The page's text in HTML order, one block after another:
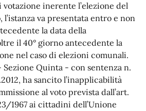
votazione inerente l’elezione del
l’istanza va presentata entro e non
la data della
il 40° giorno antecedente la
nel caso di elezioni comunali.
Quinta - con sentenza n.
ha sancito l’inapplicabilità
al voto prevista dall’art.
1967 ai cittadini dell’Unione